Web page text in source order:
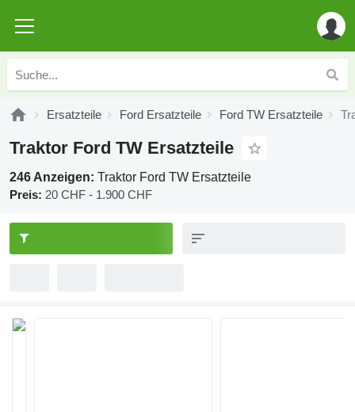
Ersatzteile Ford Ersatzteile Ford TW Ersatzteile
Traktor Ford TW Ersatzteile
246 Anzeigen: Traktor Ford TW Ersatzteile
Preis: 20 CHF - 1.900 CHF